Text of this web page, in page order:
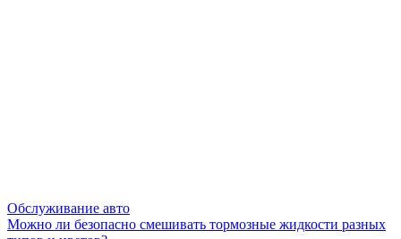
Обслуживание авто
Можно ли безопасно смешивать тормозные жидкости разных